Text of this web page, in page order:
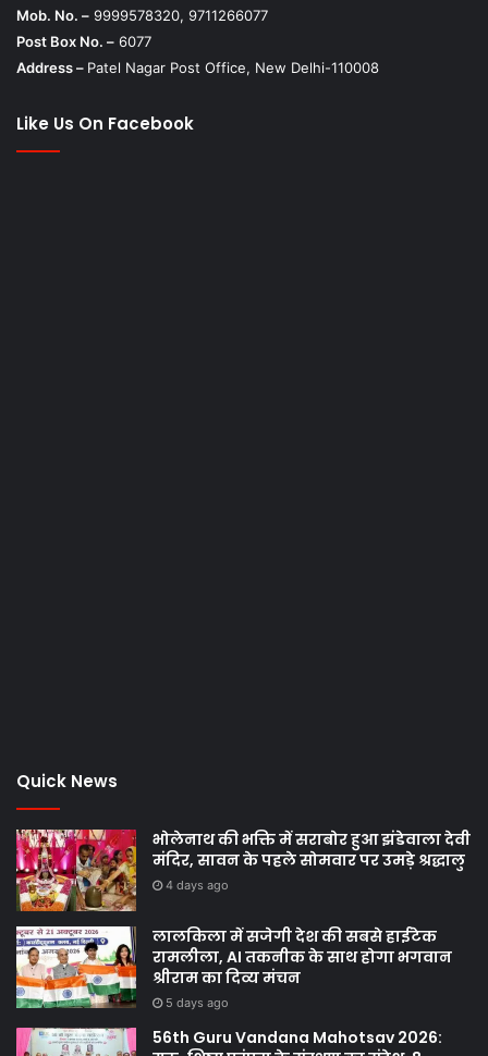
Mob. No. – 9999578320, 9711266077
Post Box No. – 6077
Address – Patel Nagar Post Office, New Delhi-110008
Like Us On Facebook
Quick News
भोलेनाथ की भक्ति में सराबोर हुआ झंडेवाला देवी
मंदिर, सावन के पहले सोमवार पर उमड़े श्रद्धालु
4 days ago
लालकिला में सजेगी देश की सबसे हाईटेक
रामलीला, AI तकनीक के साथ होगा भगवान
श्रीराम का दिव्य मंचन
5 days ago
56th Guru Vandana Mahotsav 2026: